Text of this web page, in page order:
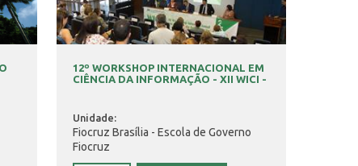
12º WORKSHOP INTERNACIONAL EM
CIÊNCIA DA INFORMAÇÃO - XII WICI -
Unidade:
Fiocruz Brasília - Escola de Governo
Fiocruz